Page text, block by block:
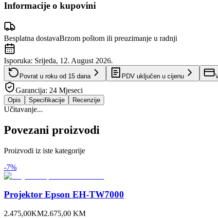
Informacije o kupovini
Besplatna dostavaBrzom poštom ili preuzimanje u radnji
Isporuka: Srijeda, 12. August 2026.
Povrat u roku od 15 dana PDV uključen u cijenu
Garancija: 24 Mjeseci
Opis Specifikacije Recenzije
Učitavanje...
Povezani proizvodi
Proizvodi iz iste kategorije
-7%
Projektor Epson EH-TW7000
2.475,00KM2.675,00 KM